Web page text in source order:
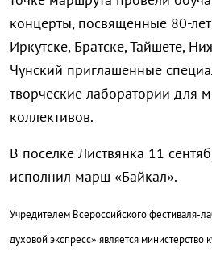
концерты, посвященные 80-
Иркутске, Братске, Тайшете,
Чунский приглашенные
творческие лаборатории для
коллективов.
В поселке Листвянка 11
исполнил марш «Байкал».
Учредителем Всероссийского фестиваля-
духовой экспресс» является министерство